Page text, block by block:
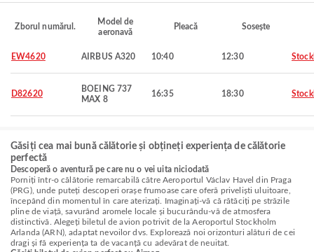
Zborul numărul.
Model de
aeronavă
Pleacă Sosește
EW4620 AIRBUS A320 10:40 12:30
D82620
BOEING 737
MAX 8
16:35 18:30
Găsiți cea mai bună călătorie și obțineți experiența de călătorie
perfectă
Descoperă o aventură pe care nu o vei uita niciodată
Porniți într-o călătorie remarcabilă către Aeroportul Václav Havel din Praga
(PRG), unde puteți descoperi orașe frumoase care oferă priveliști uluitoare,
începând din momentul în care aterizați. Imaginați-vă că rătăciți pe străzile
pline de viață, savurând aromele locale și bucurându-vă de atmosfera
distinctivă. Alegeți biletul de avion potrivit de la Aeroportul Stockholm
Arlanda (ARN), adaptat nevoilor dvs. Explorează noi orizonturi alături de cei
dragi și fă experiența ta de vacanță cu adevărat de neuitat.